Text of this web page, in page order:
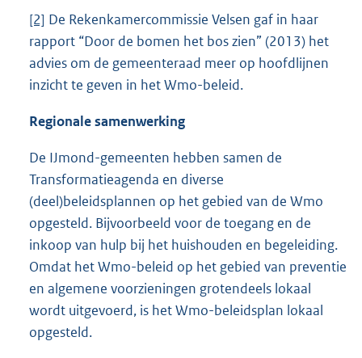
[2] De Rekenkamercommissie Velsen gaf in haar
rapport “Door de bomen het bos zien” (2013) het
advies om de gemeenteraad meer op hoofdlijnen
inzicht te geven in het Wmo-beleid.
Regionale samenwerking
De IJmond-gemeenten hebben samen de
Transformatieagenda en diverse
(deel)beleidsplannen op het gebied van de Wmo
opgesteld. Bijvoorbeeld voor de toegang en de
inkoop van hulp bij het huishouden en begeleiding.
Omdat het Wmo-beleid op het gebied van preventie
en algemene voorzieningen grotendeels lokaal
wordt uitgevoerd, is het Wmo-beleidsplan lokaal
opgesteld.